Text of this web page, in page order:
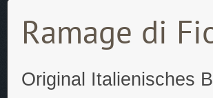
Ramage di
Original Italienisches